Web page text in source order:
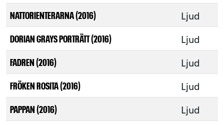
NATTORIENTERARNA (2016) Ljud
DORIAN GRAYS PORTRÄTT (2016) Ljud
FADREN (2016) Ljud
FRÖKEN ROSITA (2016) Ljud
PAPPAN (2016) Ljud